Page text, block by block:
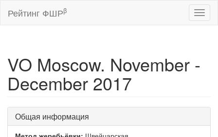
Рейтинг ФШРβ
VO Moscow. November -
December 2017
Общая информация